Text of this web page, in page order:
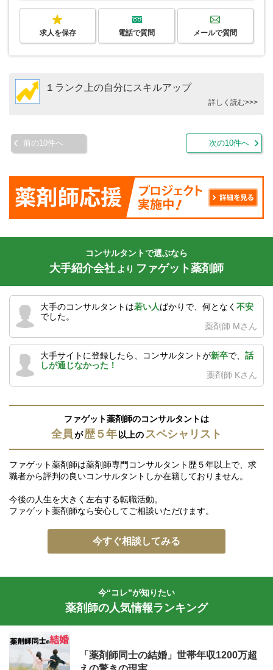
求人を保存 電話で質問 メールで質問
１ランク上の自分にスキルアップ
詳しく読む>>>
前の10件へ 次の10件へ
コンサルタントで選ぶなら
大手紹介会社 より ファゲット薬剤師
大手のコンサルタントは若い人ばかりで、何となく 不安
でした。
薬剤師 Mさん
大手サイトに登録したら、コンサルタントが新卒で、 話
しが通じなかった！
薬剤師 Kさん
ファゲット薬剤師のコンサルタントは
全員が歴５年以上のスペシャリスト
ファゲット薬剤師は薬剤師専門コンサルタント歴５年以上で、求
職者から評判の良いコンサルタントしか在籍しておりません。
今後の人生を大きく左右する転職活動。
ファゲット薬剤師なら安心してご相談いただけます。
今すぐ相談してみる
今“コレ”が知りたい
薬剤師の人気情報ランキング
「薬剤師同士の結婚」世帯年収1200万超